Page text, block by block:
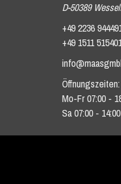
D-50389
+49 2236
+49 1511
Öffnungszeiten:
Mo-Fr 07:00 -
Sa 07:00 - 14:00